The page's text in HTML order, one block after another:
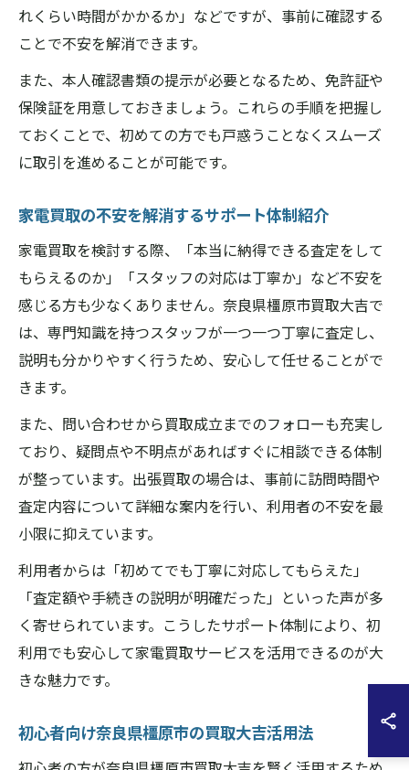
れくらい時間がかかるか」などですが、事前に確認する
ことで不安を解消できます。
また、本人確認書類の提示が必要となるため、免許証や
保険証を用意しておきましょう。これらの手順を把握し
ておくことで、初めての方でも戸惑うことなくスムーズ
に取引を進めることが可能です。
家電買取の不安を解消するサポート体制紹介
家電買取を検討する際、「本当に納得できる査定をして
もらえるのか」「スタッフの対応は丁寧か」など不安を
感じる方も少なくありません。奈良県橿原市買取大吉で
は、専門知識を持つスタッフが一つ一つ丁寧に査定し、
説明も分かりやすく行うため、安心して任せることがで
きます。
また、問い合わせから買取成立までのフォローも充実し
ており、疑問点や不明点があればすぐに相談できる体制
が整っています。出張買取の場合は、事前に訪問時間や
査定内容について詳細な案内を行い、利用者の不安を最
小限に抑えています。
利用者からは「初めてでも丁寧に対応してもらえた」
「査定額や手続きの説明が明確だった」といった声が多
く寄せられています。こうしたサポート体制により、初
利用でも安心して家電買取サービスを活用できるのが大
きな魅力です。
初心者向け奈良県橿原市の買取大吉活用法